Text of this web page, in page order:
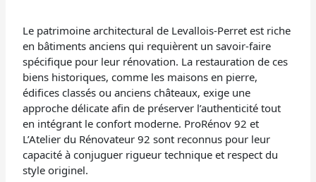
Le patrimoine architectural de Levallois-Perret est riche
en bâtiments anciens qui requièrent un savoir-faire
spécifique pour leur rénovation. La restauration de ces
biens historiques, comme les maisons en pierre,
édifices classés ou anciens châteaux, exige une
approche délicate afin de préserver l’authenticité tout
en intégrant le confort moderne. ProRénov 92 et
L’Atelier du Rénovateur 92 sont reconnus pour leur
capacité à conjuguer rigueur technique et respect du
style originel.